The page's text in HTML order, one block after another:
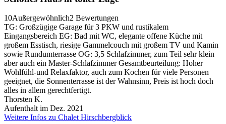
10Außergewöhnlich2 Bewertungen
TG: Großzügige Garage für 3 PKW und rustikalem
Eingangsbereich EG: Bad mit WC, elegante offene Küche mit
großem Esstisch, riesige Gammelcouch mit großem TV und Kamin
sowie Rundumterrasse OG: 3,5 Schlafzimmer, zum Teil sehr klein
aber auch ein Master-Schlafzimmer Gesamtbeurteilung: Hoher
Wohlfühl-und Relaxfaktor, auch zum Kochen für viele Personen
geeignet, die Sonnenterrasse ist der Wahnsinn, Preis ist hoch doch
alles in allem gerechtfertigt.
Thorsten K.
Aufenthalt im Dez. 2021
Weitere Infos zu Chalet Hirschbergblick